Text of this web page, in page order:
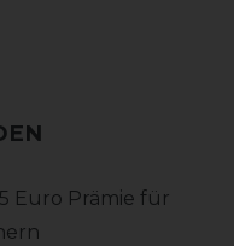
Euro Prämie für